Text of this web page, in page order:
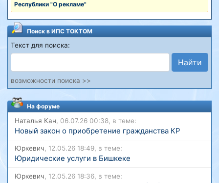
Республики "О рекламе"
Поиск в ИПС ТОКТОМ
Текст для поиска:
Найти
возможности поиска >>
На форуме
Наталья Кан, 06.07.26 00:38, в теме:
Новый закон о приобретение гражданства КР
Юркевич, 12.05.26 18:49, в теме:
Юридические услуги в Бишкеке
Юркевич, 12.05.26 18:36, в теме: